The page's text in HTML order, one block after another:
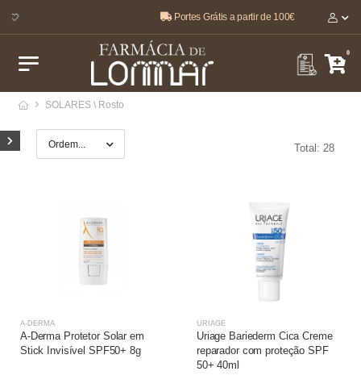
O melhor, pela sua saúde e bem-estar 🤍
Portes Grátis a partir de 100€
0
SOLARES \ Rosto
Total: 28
A-DERMA
A-Derma Protetor Solar em
Stick Invisível SPF50+ 8g
URIAGE
Uriage Bariederm Cica Creme
reparador com proteção SPF
50+ 40ml